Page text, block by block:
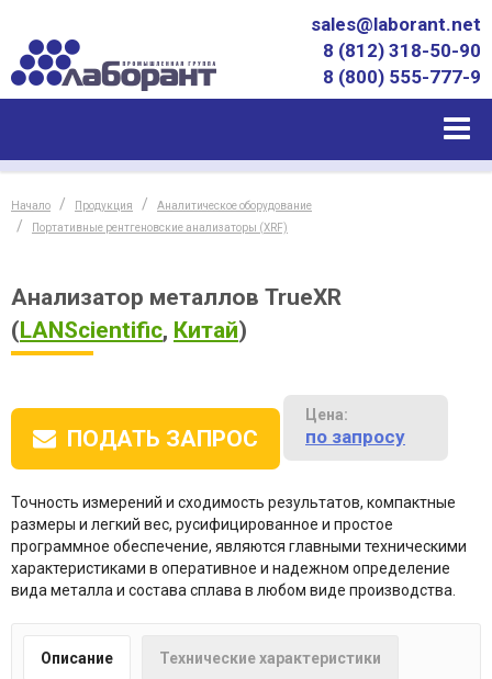
sales@laborant.net
8 (812) 318-50-90
8 (800) 555-777-9
Начало Продукция
Аналитическое оборудование
Портативные рентгеновские анализаторы (XRF)
Анализатор металлов TrueXR
(LANScientific, Китай)
ПОДАТЬ ЗАПРОС
Цена:
по запросу
Точность измерений и сходимость результатов, компактные
размеры и легкий вес, русифицированное и простое
программное обеспечение, являются главными техническими
характеристиками в оперативное и надежном определение
вида металла и состава сплава в любом виде производства.
Описание Технические характеристики